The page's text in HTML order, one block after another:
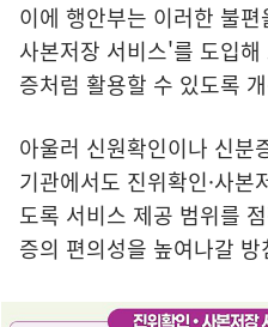
이에 행안부는 이러한 불
사본저장 서비스'를 도입
증처럼 활용할 수 있도록
아울러 신원확인이나 신분
기관에서도 진위확인·사
도록 서비스 제공 범위를
증의 편의성을 높여나갈 방